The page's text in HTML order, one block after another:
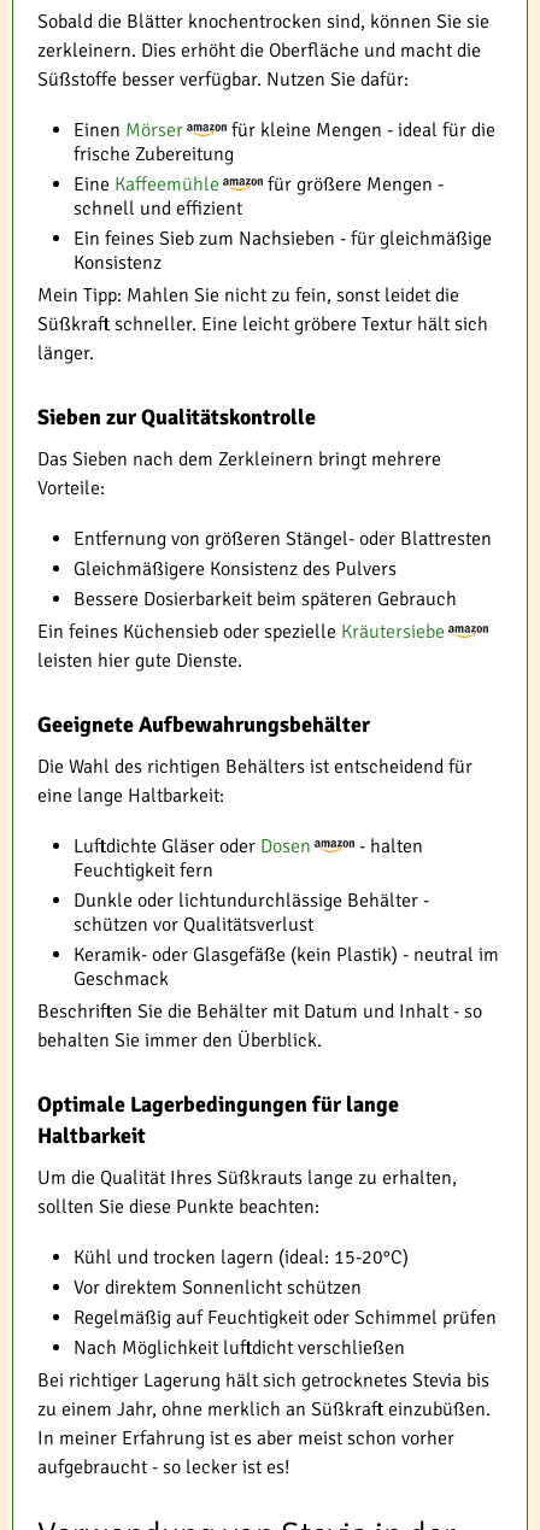
Sobald die Blätter knochentrocken sind, können Sie sie
zerkleinern. Dies erhöht die Oberfläche und macht die
Süßstoffe besser verfügbar. Nutzen Sie dafür:
Einen Mörser
für kleine Mengen - ideal für die
frische Zubereitung
Eine Kaffeemühle
für größere Mengen -
schnell und effizient
Ein feines Sieb zum Nachsieben - für gleichmäßige
Konsistenz
Mein Tipp: Mahlen Sie nicht zu fein, sonst leidet die
Süßkraft schneller. Eine leicht gröbere Textur hält sich
länger.
Sieben zur Qualitätskontrolle
Das Sieben nach dem Zerkleinern bringt mehrere
Vorteile:
Entfernung von größeren Stängel- oder Blattresten
Gleichmäßigere Konsistenz des Pulvers
Bessere Dosierbarkeit beim späteren Gebrauch
Ein feines Küchensieb oder spezielle Kräutersiebe
leisten hier gute Dienste.
Geeignete Aufbewahrungsbehälter
Die Wahl des richtigen Behälters ist entscheidend für
eine lange Haltbarkeit:
Luftdichte Gläser oder Dosen
- halten
Feuchtigkeit fern
Dunkle oder lichtundurchlässige Behälter -
schützen vor Qualitätsverlust
Keramik- oder Glasgefäße (kein Plastik) - neutral im
Geschmack
Beschriften Sie die Behälter mit Datum und Inhalt - so
behalten Sie immer den Überblick.
Optimale Lagerbedingungen für lange
Haltbarkeit
Um die Qualität Ihres Süßkrauts lange zu erhalten,
sollten Sie diese Punkte beachten:
Kühl und trocken lagern (ideal: 15-20°C)
Vor direktem Sonnenlicht schützen
Regelmäßig auf Feuchtigkeit oder Schimmel prüfen
Nach Möglichkeit luftdicht verschließen
Bei richtiger Lagerung hält sich getrocknetes Stevia bis
zu einem Jahr, ohne merklich an Süßkraft einzubüßen.
In meiner Erfahrung ist es aber meist schon vorher
aufgebraucht - so lecker ist es!